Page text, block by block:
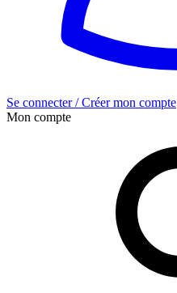
Se connecter / Créer mon compte
Mon compte